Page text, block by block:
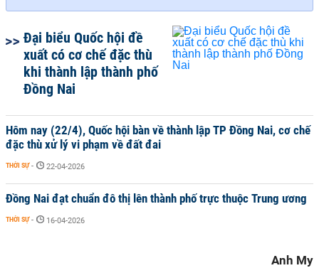
Đại biểu Quốc hội đề
xuất có cơ chế đặc thù
khi thành lập thành phố
Đồng Nai
Hôm nay (22/4), Quốc hội bàn về thành lập TP Đồng Nai, cơ chế
đặc thù xử lý vi phạm về đất đai
THỜI SỰ - 22-04-2026
Đồng Nai đạt chuẩn đô thị lên thành phố trực thuộc Trung ương
THỜI SỰ - 16-04-2026
Anh My